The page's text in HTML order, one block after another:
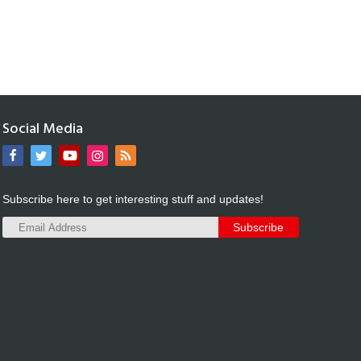
Social Media
Subscribe here to get interesting stuff and updates!